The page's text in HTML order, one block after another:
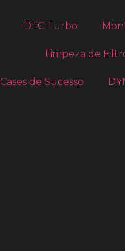
DFC Turbo
Limpeza de
Cases de Sucesso